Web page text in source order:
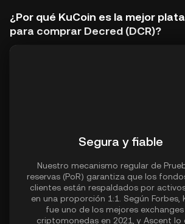
¿Por qué KuCoin es la mejor
para comprar Decred (DCR)?
Segura y fiable
Nuestro mecanismo regular de
reservas (PoR) garantiza que los
clientes están respaldados por
en una proporción 1:1. Según Forbes,
fue uno de los mejores
criptomonedas en 2021, y Ascent lo